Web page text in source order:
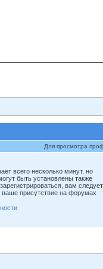
Для просмотра
всего несколько минут, но
быть установлены также
вам следует
присутствие на форумах